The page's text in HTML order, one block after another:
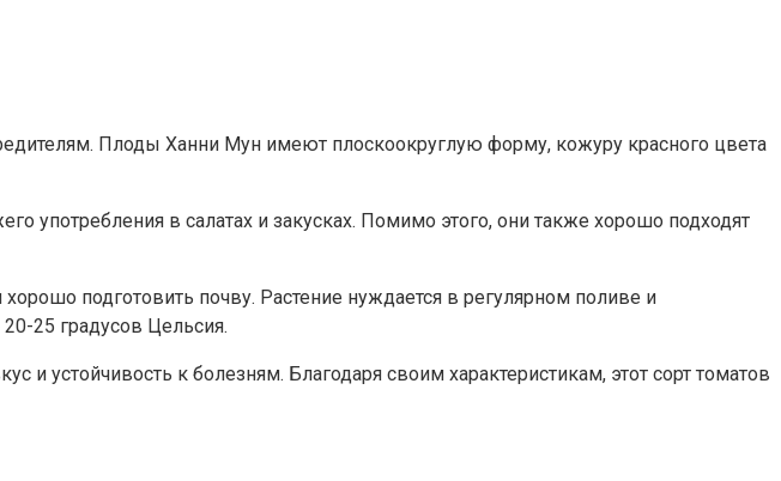
Плоды Ханни Мун имеют плоскоокруглую форму, кожуру красного цвета
в салатах и закусках. Помимо этого, они также хорошо подходят
подготовить почву. Растение нуждается в регулярном поливе и
25 градусов Цельсия.
устойчивость к болезням. Благодаря своим характеристикам, этот сорт томатов